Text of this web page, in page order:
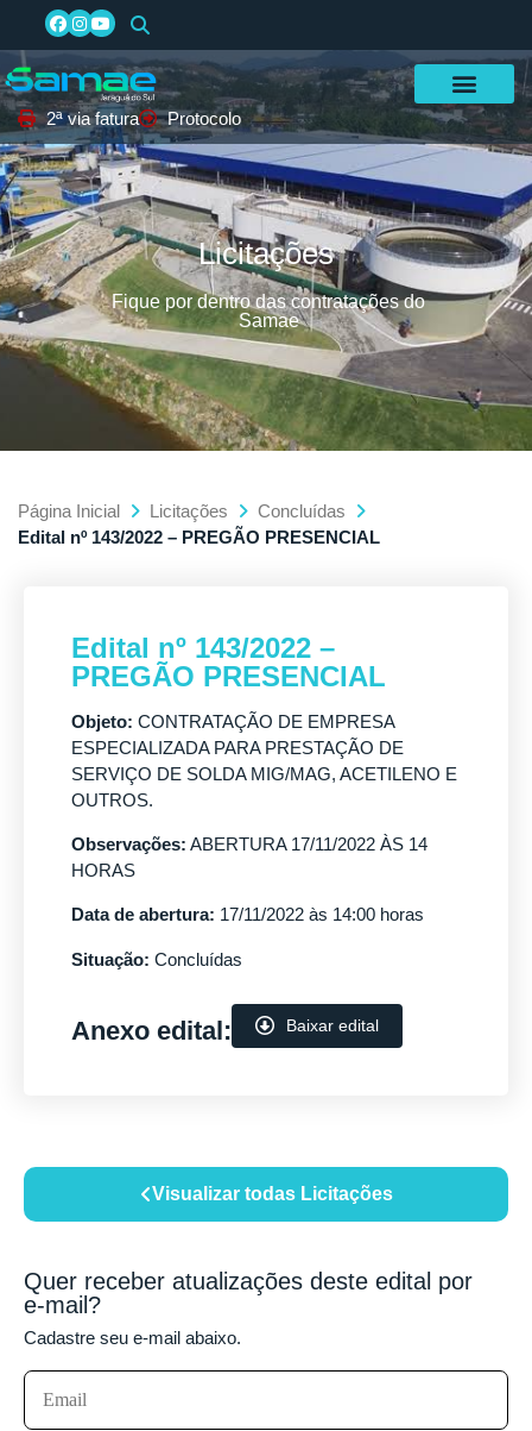
2ª via fatura Protocolo
Licitações
Fique por dentro das contratações do
Samae
Página Inicial Licitações
Concluídas
Edital nº 143/2022 – PREGÃO PRESENCIAL
Visualizar todas Licitações
Quer receber atualizações deste edital por
e-mail?
Cadastre seu e-mail abaixo.
Edital nº 143/2022 –
PREGÃO PRESENCIAL
Objeto: CONTRATAÇÃO DE EMPRESA
ESPECIALIZADA PARA PRESTAÇÃO DE
SERVIÇO DE SOLDA MIG/MAG, ACETILENO E
OUTROS.
Observações: ABERTURA 17/11/2022 ÀS 14
HORAS
Data de abertura: 17/11/2022 às 14:00 horas
Situação: Concluídas
Anexo edital: Baixar edital